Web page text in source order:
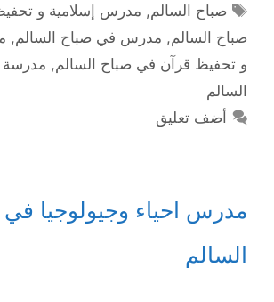
الوسوم
صباح السالم, مدرس إسلامية و
صباح السالم, مدرس في صباح السالم,
و تحفيظ قرآن في صباح السالم,
السالم
أضف تعليق
مدرس احياء وجيولوجيا
السالم